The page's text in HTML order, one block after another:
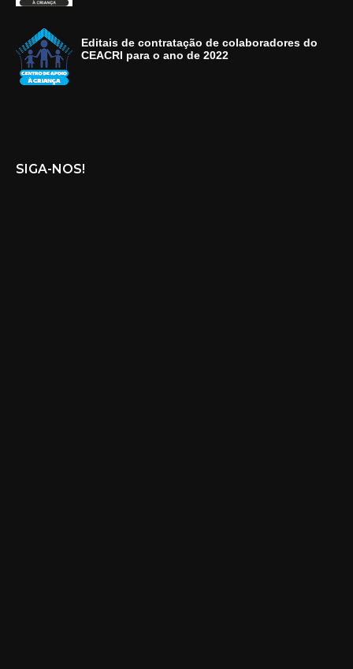
Editais de contratação de colaboradores do
CEACRI para o ano de 2022
SIGA-NOS!